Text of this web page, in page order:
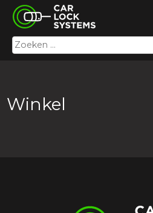
Skip
content
Car Lock Systems
Car Lock Systems
Zoeken
naar:
Winkel